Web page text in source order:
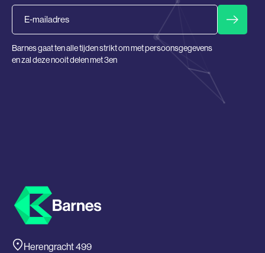
Barnes gaat ten alle tijden strikt om met persoonsgegevens
en zal deze nooit delen met 3en
Herengracht 499